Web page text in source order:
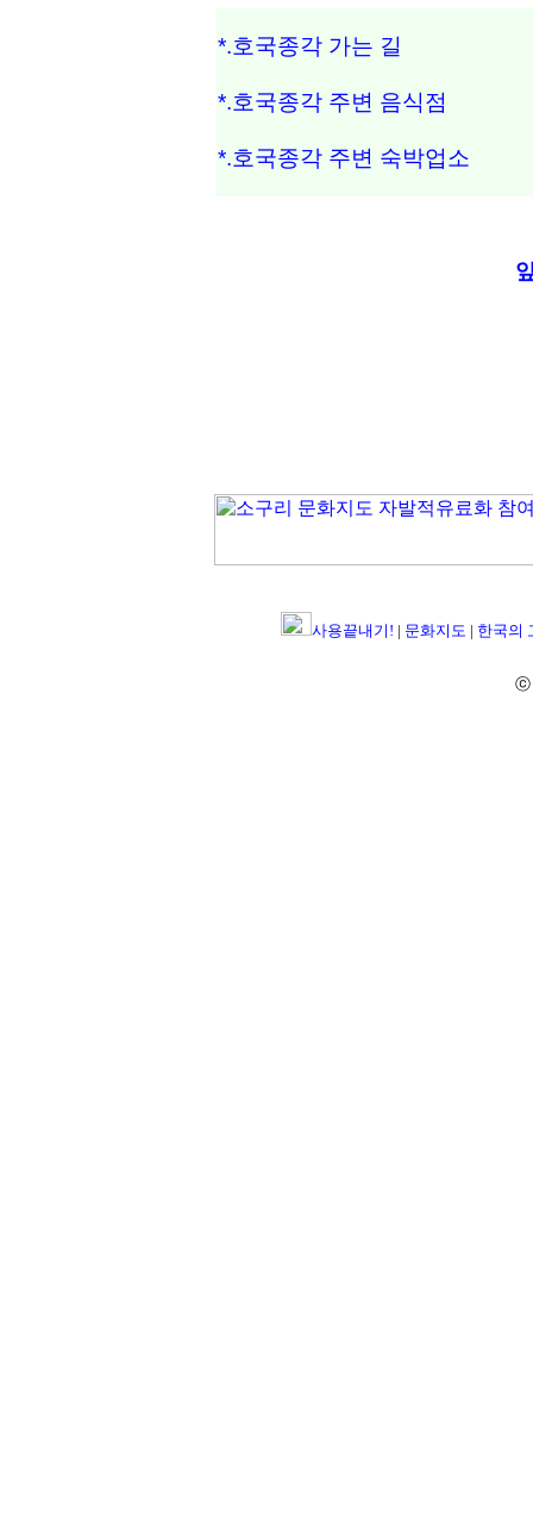
*.호국종각 가는 길
*.호국종각 주변 음식점
*.호국종각 주변 숙박업소
사용끝내기! | 문화지도 | 한국의
ⓒ